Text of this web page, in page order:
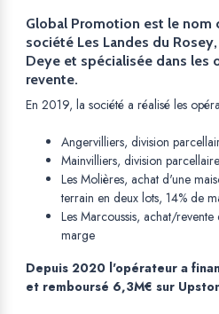
Global Promotion est le nom
société Les Landes du
Deye et spécialisée dans les
revente.
En 2019, la société a réalisé les
Angervilliers, division
Mainvilliers, division
Les Molières, achat d'une
terrain en deux lots, 14% de
Les Marcoussis, achat/
marge
Depuis 2020 l'opérateur a
et remboursé 6,3M€ sur